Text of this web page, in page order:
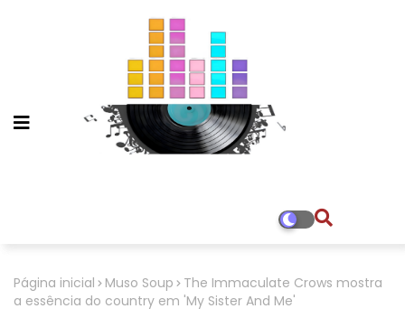
Página inicial Muso Soup
The Immaculate Crows mostra
a essência do country em 'My Sister And Me'